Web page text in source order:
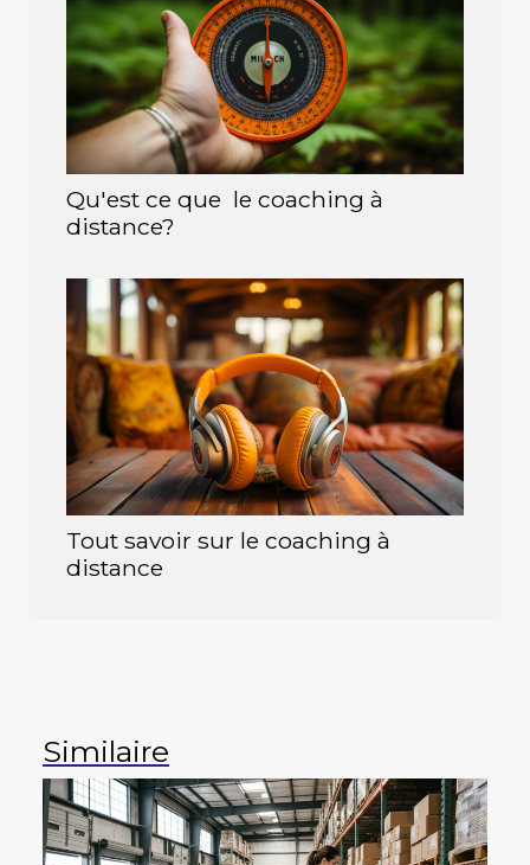
Qu'est ce que le coaching à
distance?
Tout savoir sur le coaching à
distance
Similaire